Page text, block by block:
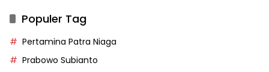
Populer Tag
Pertamina Patra Niaga
Prabowo Subianto